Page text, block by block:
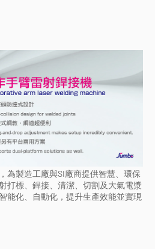
為製造工廠與SI廠商提供智慧、環保
打標、銲接、清潔、切割及大氣電漿
能化、自動化，提升生產效能並實現